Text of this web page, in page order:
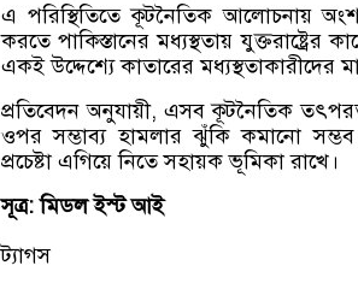
এ পরিস্থিতিতে কূটনৈতিক আলোচনায় অংশ
করতে পাকিস্তানের মধ্যস্থতায় যুক্তরাষ্ট্রের
একই উদ্দেশ্যে কাতারের মধ্যস্থতাকারীদের
প্রতিবেদন অনুযায়ী, এসব কূটনৈতিক
ওপর সম্ভাব্য হামলার ঝুঁকি কমানো সম্ভব
প্রচেষ্টা এগিয়ে নিতে সহায়ক ভূমিকা রাখে।
সূত্র: মিডল ইস্ট আই
ট্যাগস